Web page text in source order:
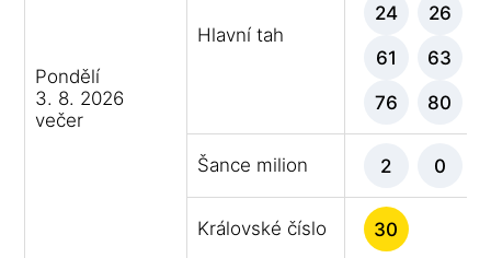
Pondělí
3. 8. 2026
večer
Hlavní tah
24 26
61 63
76 80
Šance milion 2 0
Královské číslo 30